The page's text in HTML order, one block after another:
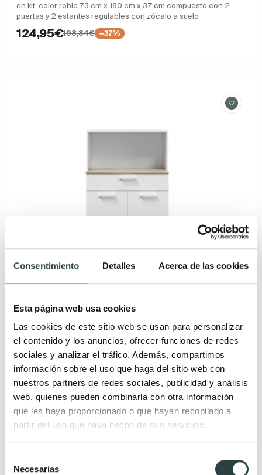
Consentimiento Detalles Acerca de las cookies
Esta página web usa cookies
Las cookies de este sitio web se usan para personalizar
el contenido y los anuncios, ofrecer funciones de redes
sociales y analizar el tráfico. Además, compartimos
información sobre el uso que haga del sitio web con
nuestros partners de redes sociales, publicidad y análisis
web, quienes pueden combinarla con otra información
que les haya proporcionado o que hayan recopilado a
partir del uso que haya hecho de sus servicios.
Necesarias
en kit, color roble 73 cm x 180 cm x 37 cm compuesto con 2
puertas y 2 estantes regulables con zócalo a suelo
124,95€198,34€ −37%
Auxiliar de cocina con encimera roble canadian
Bruntec Fast
Blanco artrik, 1 hueco para microondas, 1 cajon, 2 puertas
114,75€